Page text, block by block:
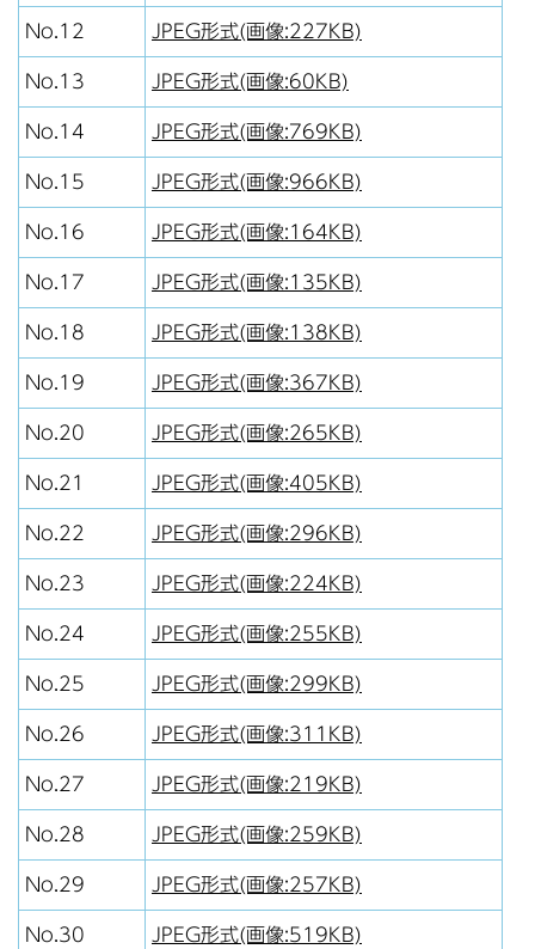
No.12 JPEG形式(画像:227KB)
No.13 JPEG形式(画像:60KB)
No.14 JPEG形式(画像:769KB)
No.15 JPEG形式(画像:966KB)
No.16 JPEG形式(画像:164KB)
No.17 JPEG形式(画像:135KB)
No.18 JPEG形式(画像:138KB)
No.19 JPEG形式(画像:367KB)
No.20 JPEG形式(画像:265KB)
No.21 JPEG形式(画像:405KB)
No.22 JPEG形式(画像:296KB)
No.23 JPEG形式(画像:224KB)
No.24 JPEG形式(画像:255KB)
No.25 JPEG形式(画像:299KB)
No.26 JPEG形式(画像:311KB)
No.27 JPEG形式(画像:219KB)
No.28 JPEG形式(画像:259KB)
No.29 JPEG形式(画像:257KB)
No.30 JPEG形式(画像:519KB)